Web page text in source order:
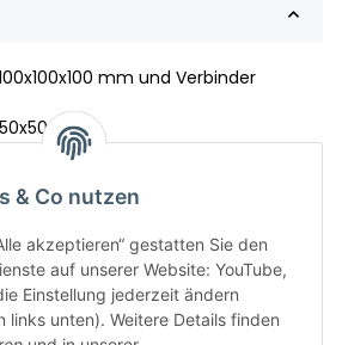
mm und Verbinder
& Co nutzen
akzeptieren“ gestatten Sie den
auf unserer Website: YouTube,
Einstellung jederzeit ändern
links unten). Weitere Details finden